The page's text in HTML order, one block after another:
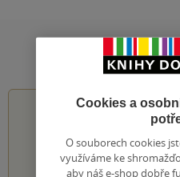
Hodnocení a
5.0
Cookies a
O souborech cookies
využíváme ke
aby náš e-shop dobře